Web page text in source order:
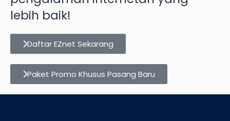
lebih baik!
Daftar EZnet Sekarang
Paket Promo Khusus Pasang Baru